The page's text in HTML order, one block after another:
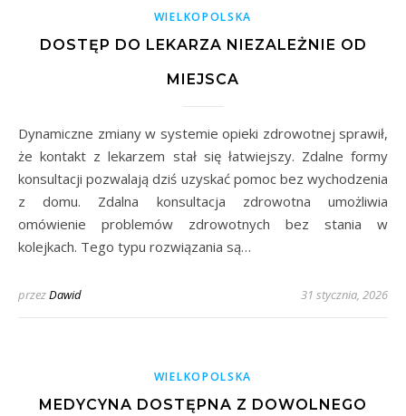
WIELKOPOLSKA
DOSTĘP DO LEKARZA NIEZALEŻNIE OD
MIEJSCA
Dynamiczne zmiany w systemie opieki zdrowotnej sprawił,
że kontakt z lekarzem stał się łatwiejszy. Zdalne formy
konsultacji pozwalają dziś uzyskać pomoc bez wychodzenia
z domu. Zdalna konsultacja zdrowotna umożliwia
omówienie problemów zdrowotnych bez stania w
kolejkach. Tego typu rozwiązania są…
przezDawid 31 stycznia, 2026
WIELKOPOLSKA
MEDYCYNA DOSTĘPNA Z DOWOLNEGO